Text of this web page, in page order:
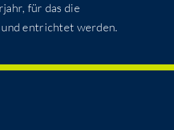
für das die
entrichtet werden.